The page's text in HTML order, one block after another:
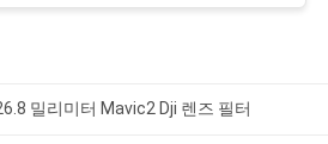
밀리미터 Mavic2 Dji 렌즈 필터